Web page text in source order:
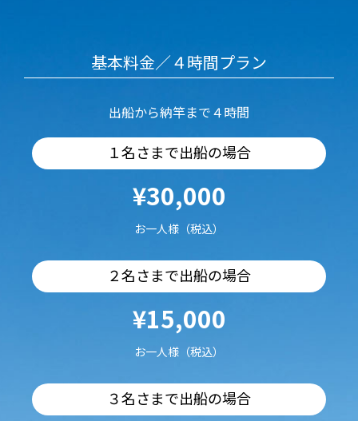
基本料金／４時間プラン
出船から納竿まで４時間
１名さまで出船の場合
¥30,000
お一人様（税込）
２名さまで出船の場合
¥15,000
お一人様（税込）
３名さまで出船の場合